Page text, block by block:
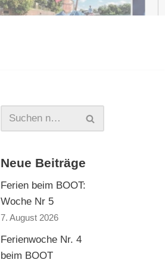
Neue Beiträge
Ferien beim BOOT:
Woche Nr 5
7. August 2026
Ferienwoche Nr. 4
beim BOOT